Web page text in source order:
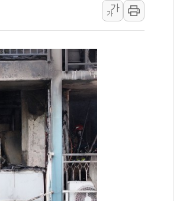
李대통령, 호우 피해 경북 안동·의
'변기 수리' 집주인에게 흉기 휘두
프롬바이오, 10일 거래 재개…"재
NH농협생명, 농작업 중 온열질환
아바코, 2분기 매출 120억원
랩지노믹스 "디엑솜과 美 암 진단
보로노이, 폐암 치료제 'VRN11' 캐
푸본현대생명, 육군 3군단과 군 장
교보생명, '교보K-맞춤건강보험' 6
벼랑 끝 선 '동전주' 무더기 상폐
가
가